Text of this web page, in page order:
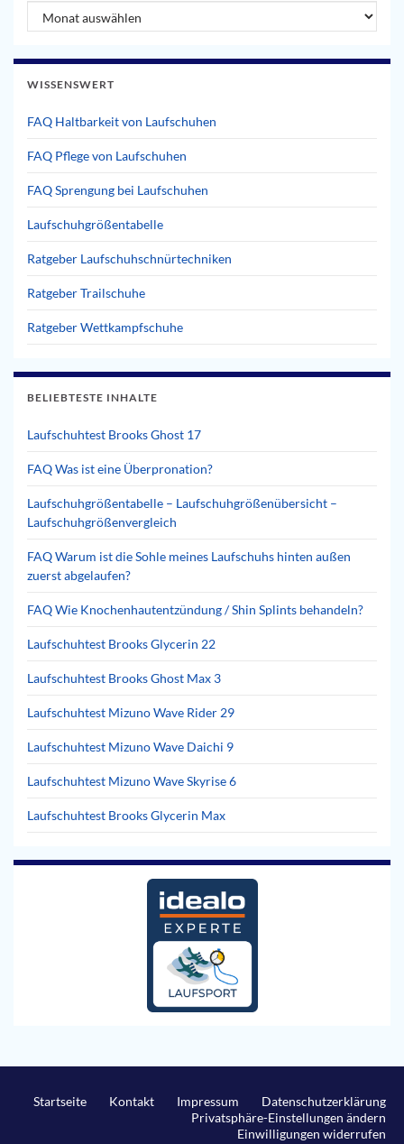
Artikel Archiv
WISSENSWERT
FAQ Haltbarkeit von Laufschuhen
FAQ Pflege von Laufschuhen
FAQ Sprengung bei Laufschuhen
Laufschuhgrößentabelle
Ratgeber Laufschuhschnürtechniken
Ratgeber Trailschuhe
Ratgeber Wettkampfschuhe
BELIEBTESTE INHALTE
Laufschuhtest Brooks Ghost 17
FAQ Was ist eine Überpronation?
Laufschuhgrößentabelle – Laufschuhgrößenübersicht –
Laufschuhgrößenvergleich
FAQ Warum ist die Sohle meines Laufschuhs hinten außen
zuerst abgelaufen?
FAQ Wie Knochenhautentzündung / Shin Splints behandeln?
Laufschuhtest Brooks Glycerin 22
Laufschuhtest Brooks Ghost Max 3
Laufschuhtest Mizuno Wave Rider 29
Laufschuhtest Mizuno Wave Daichi 9
Laufschuhtest Mizuno Wave Skyrise 6
Laufschuhtest Brooks Glycerin Max
Startseite Kontakt Impressum
Datenschutzerklärung
Privatsphäre-Einstellungen ändern
Einwilligungen widerrufen